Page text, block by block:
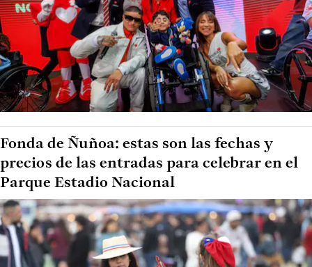
Fonda de Ñuñoa: estas son las fechas y
precios de las entradas para celebrar en el
Parque Estadio Nacional